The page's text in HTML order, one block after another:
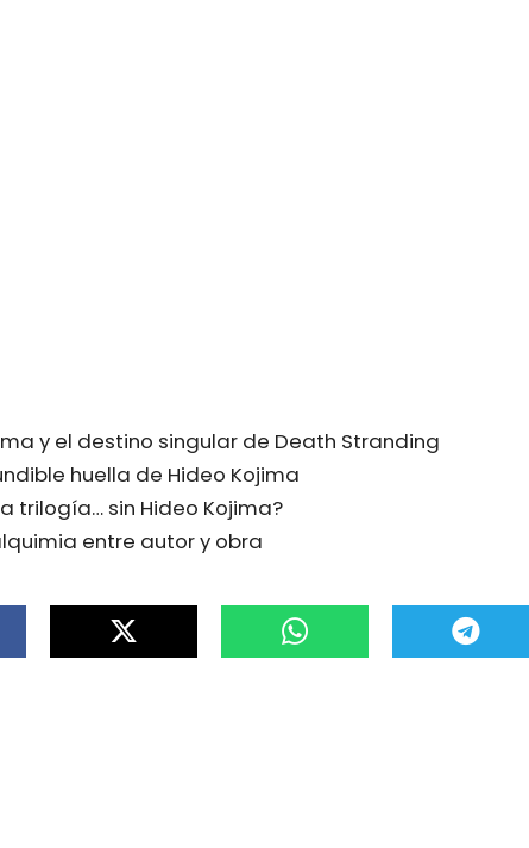
y el destino singular de Death Stranding
huella de Hideo Kojima
trilogía… sin Hideo Kojima?
entre autor y obra